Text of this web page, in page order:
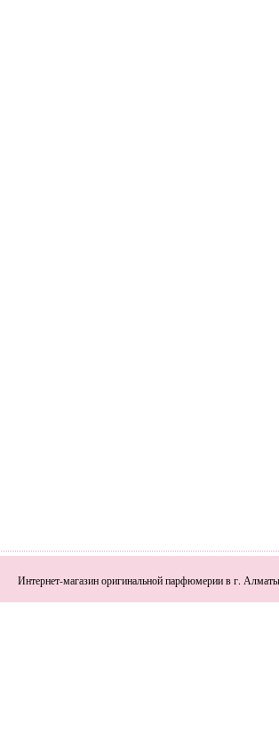
Интернет-магазин оригинальной парфюмерии в г.